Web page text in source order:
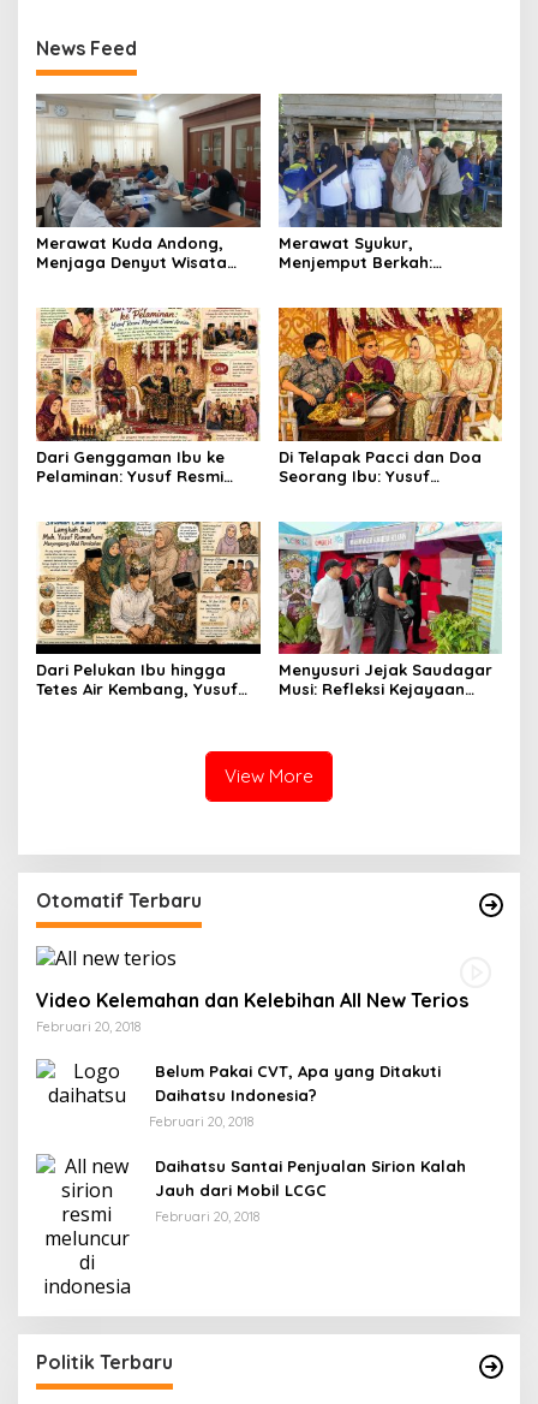
News Feed
Merawat Kuda Andong,
Menjaga Denyut Wisata
Merawat Syukur,
Menjemput Berkah:
Laringg
Dari Genggaman Ibu ke
Pelaminan: Yusuf Resmi
Di Telapak Pacci dan Doa
Seorang Ibu: Yusuf
Pernikahan
Dari Pelukan Ibu hingga
Tetes Air Kembang, Yusuf
Menyusuri Jejak Saudagar
Musi: Refleksi Kejayaan
View More
Otomatif Terbaru
Video Kelemahan dan Kelebihan All New Terios
Februari 20, 2018
Belum Pakai CVT, Apa yang Ditakuti
Daihatsu Indonesia?
Februari 20, 2018
Daihatsu Santai Penjualan Sirion Kalah
Jauh dari Mobil LCGC
Februari 20, 2018
Politik Terbaru